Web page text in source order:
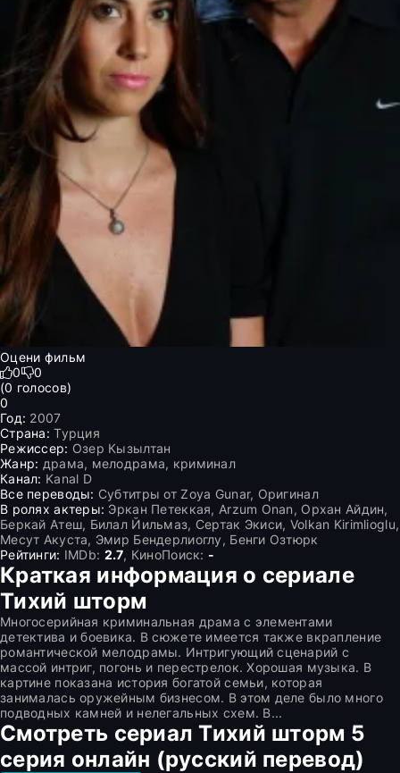
Оцени фильм
0
0
(0 голосов)
0
Год: 2007
Страна: Турция
Режиссер: Озер Кызылтан
Жанр: драма, мелодрама, криминал
Канал: Kanal D
Все переводы: Субтитры от Zoya Gunar, Оригинал
В ролях актеры: Эркан Петеккая, Arzum Onan, Орхан Айдин,
Беркай Атеш, Билал Йильмаз, Сертак Экиси, Volkan Kirimlioglu,
Месут Акуста, Эмир Бендерлиоглу, Бенги Озтюрк
Рейтинги: IMDb: 2.7, КиноПоиск: -
Краткая информация о сериале
Тихий шторм
Многосерийная криминальная драма с элементами
детектива и боевика. В сюжете имеется также вкрапление
романтической мелодрамы. Интригующий сценарий с
массой интриг, погонь и перестрелок. Хорошая музыка. В
картине показана история богатой семьи, которая
занималась оружейным бизнесом. В этом деле было много
подводных камней и нелегальных схем. В...
Смотреть сериал Тихий шторм 5
серия онлайн (русский перевод)